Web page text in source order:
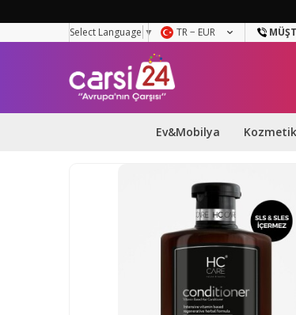
Select Language ▼ TR − EUR
Ev&Mobilya Kozmetik